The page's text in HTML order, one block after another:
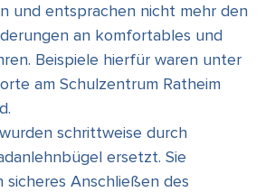
und entsprachen nicht mehr den
an komfortables und
Beispiele hierfür waren unter
am Schulzentrum Ratheim
schrittweise durch
ersetzt. Sie
sicheres Anschließen des